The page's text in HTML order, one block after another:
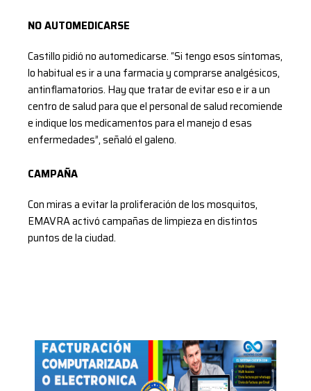
NO AUTOMEDICARSE
Castillo pidió no automedicarse. “Si tengo esos síntomas,
lo habitual es ir a una farmacia y comprarse analgésicos,
antinflamatorios. Hay que tratar de evitar eso e ir a un
centro de salud para que el personal de salud recomiende
e indique los medicamentos para el manejo d esas
enfermedades”, señaló el galeno.
CAMPAÑA
Con miras a evitar la proliferación de los mosquitos,
EMAVRA activó campañas de limpieza en distintos
puntos de la ciudad.